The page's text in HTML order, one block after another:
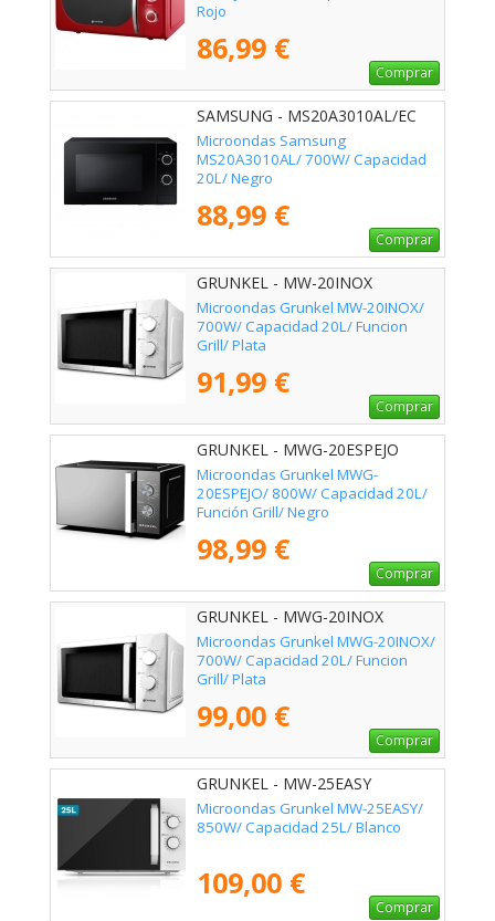
Rojo
86,99 €
Comprar
SAMSUNG - MS20A3010AL/EC
Microondas Samsung
MS20A3010AL/ 700W/ Capacidad
20L/ Negro
88,99 €
Comprar
GRUNKEL - MW-20INOX
Microondas Grunkel MW-20INOX/
700W/ Capacidad 20L/ Funcion
Grill/ Plata
91,99 €
Comprar
GRUNKEL - MWG-20ESPEJO
Microondas Grunkel MWG-
20ESPEJO/ 800W/ Capacidad 20L/
Función Grill/ Negro
98,99 €
Comprar
GRUNKEL - MWG-20INOX
Microondas Grunkel MWG-20INOX/
700W/ Capacidad 20L/ Funcion
Grill/ Plata
99,00 €
Comprar
GRUNKEL - MW-25EASY
Microondas Grunkel MW-25EASY/
850W/ Capacidad 25L/ Blanco
109,00 €
Comprar